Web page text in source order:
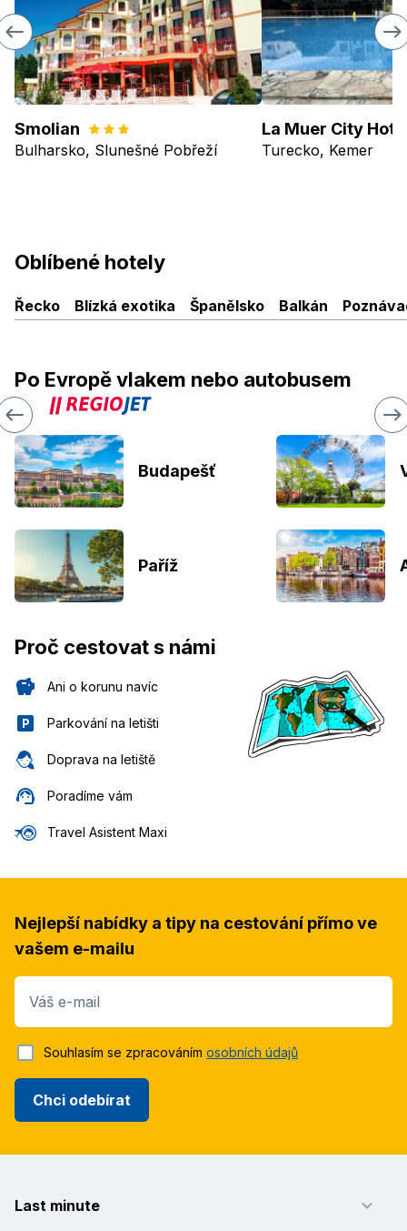
Smolian
Bulharsko, Slunešné Pobřeží Turecko, Kemer
Oblíbené hotely
Řecko Blízká exotika Španělsko Balkán
Po Evropě vlakem nebo autobusem
Budapešť
Paříž
Proč cestovat s námi
Ani o korunu navíc
Parkování na letišti
Doprava na letiště
Poradíme vám
Travel Asistent Maxi
Nejlepší nabídky a tipy na cestování přímo ve
vašem e-mailu
Váš e-mail
Chci odebírat
Souhlasím se zpracováním osobních údajů
Last minute